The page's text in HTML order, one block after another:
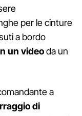
per le cinture
a bordo
un videoda un
a
di